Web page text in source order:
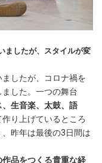
ましたが、スタイルが変
したが、コロナ禍を
ました。一つの舞台
生音楽、太鼓、語
り上げているところ
昨年は最後の3日間は
品をつくる貴重な経